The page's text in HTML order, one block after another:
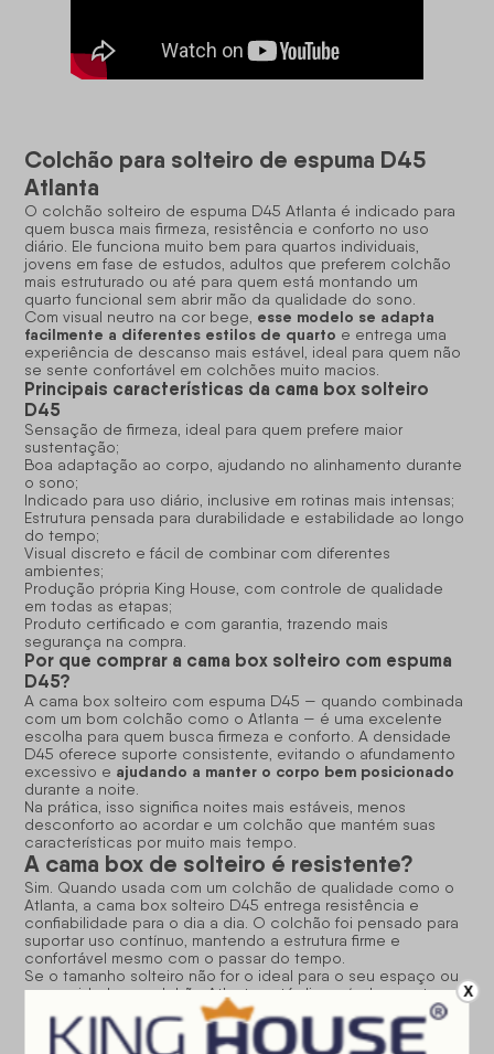
Colchão para solteiro de espuma D45
Atlanta
O colchão solteiro de espuma D45 Atlanta é indicado para
quem busca mais firmeza, resistência e conforto no uso
diário. Ele funciona muito bem para quartos individuais,
jovens em fase de estudos, adultos que preferem colchão
mais estruturado ou até para quem está montando um
quarto funcional sem abrir mão da qualidade do sono.
Com visual neutro na cor bege, esse modelo se adapta
facilmente a diferentes estilos de quarto e entrega uma
experiência de descanso mais estável, ideal para quem não
se sente confortável em colchões muito macios.
Principais características da cama box solteiro
D45
Sensação de firmeza, ideal para quem prefere maior
sustentação;
Boa adaptação ao corpo, ajudando no alinhamento durante
o sono;
Indicado para uso diário, inclusive em rotinas mais intensas;
Estrutura pensada para durabilidade e estabilidade ao longo
do tempo;
Visual discreto e fácil de combinar com diferentes
ambientes;
Produção própria King House, com controle de qualidade
em todas as etapas;
Produto certificado e com garantia, trazendo mais
segurança na compra.
Por que comprar a cama box solteiro com espuma
D45?
A cama box solteiro com espuma D45 — quando combinada
com um bom colchão como o Atlanta — é uma excelente
escolha para quem busca firmeza e conforto. A densidade
D45 oferece suporte consistente, evitando o afundamento
excessivo e ajudando a manter o corpo bem posicionado
durante a noite.
Na prática, isso significa noites mais estáveis, menos
desconforto ao acordar e um colchão que mantém suas
características por muito mais tempo.
A cama box de solteiro é resistente?
Sim. Quando usada com um colchão de qualidade como o
Atlanta, a cama box solteiro D45 entrega resistência e
confiabilidade para o dia a dia. O colchão foi pensado para
suportar uso contínuo, mantendo a estrutura firme e
confortável mesmo com o passar do tempo.
Se o tamanho solteiro não for o ideal para o seu espaço ou
necessidade, o colchão Atlanta está disponível em outras
medidas. Aproveite para explorar as opções, comparar
modelos e escolher a versão que melhor se encaixa na sua
rotina e no seu quarto.
X